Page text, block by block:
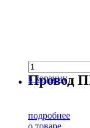
в корзину
Провод
подробнее
о товаре